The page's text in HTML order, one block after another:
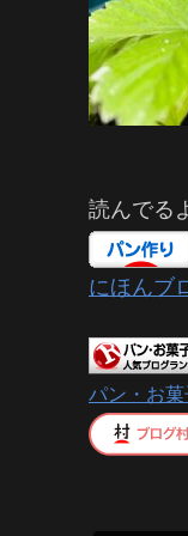
読んでる
にほんブ
パン・お